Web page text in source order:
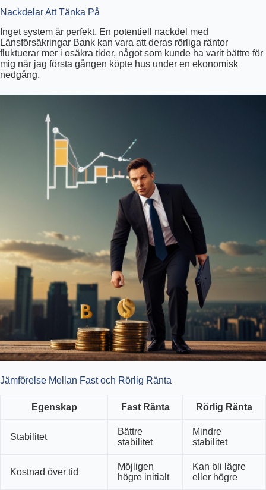
Nackdelar Att Tänka På
Inget system är perfekt. En potentiell nackdel med
Länsförsäkringar Bank kan vara att deras rörliga räntor
fluktuerar mer i osäkra tider, något som kunde ha varit bättre för
mig när jag första gången köpte hus under en ekonomisk
nedgång.
Jämförelse Mellan Fast och Rörlig Ränta
Egenskap Fast Ränta Rörlig Ränta
Stabilitet
Bättre
stabilitet
Mindre
stabilitet
Kostnad över tid
Möjligen
högre initialt
Kan bli lägre
eller högre